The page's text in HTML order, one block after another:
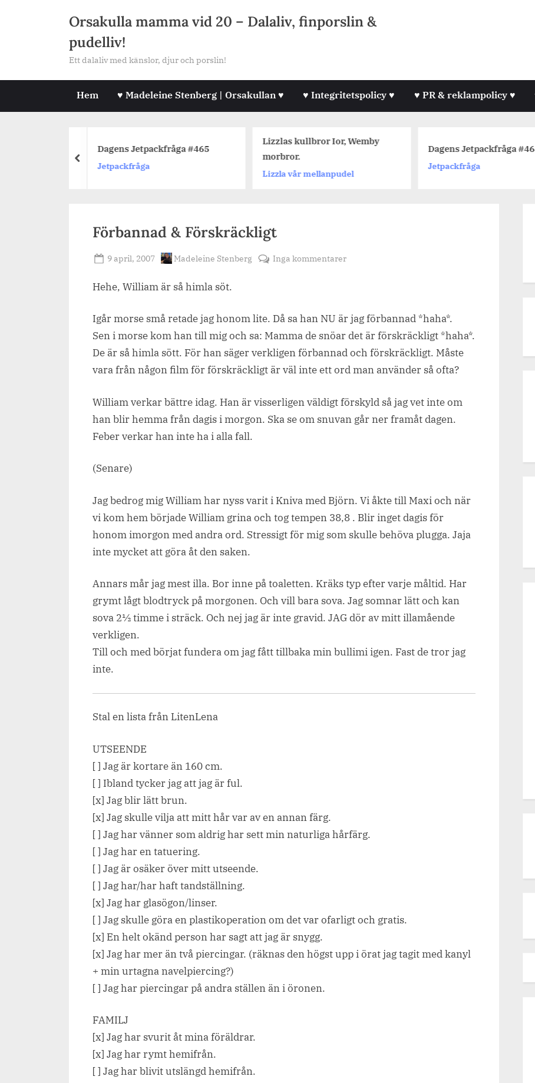
Orsakulla mamma vid 20 – Dalaliv, finporslin &
pudelliv!
Ett dalaliv med känslor, djur och porslin!
Hem ♥ Madeleine Stenberg | Orsakullan ♥ ♥ Integritetspolicy ♥ ♥ PR & reklampolicy ♥
Dagens Jetpackfråga #465
Jetpackfråga
Lizzlas kullbror Ior, Wemby
morbror.
Lizzla vår mellanpudel
Dagens Jetpackfråga
Jetpackfråga
prev
Förbannad & Förskräckligt
Posted
9 april, 2007 By
Madeleine Stenberg Inga kommentarertill
Hehe, William är så himla söt.
Igår morse små retade jag honom lite. Då sa han NU är jag förbannad *haha*.
Sen i morse kom han till mig och sa: Mamma de snöar det är förskräckligt *haha*.
De är så himla sött. För han säger verkligen förbannad och förskräckligt. Måste
vara från någon film för förskräckligt är väl inte ett ord man använder så ofta?
William verkar bättre idag. Han är visserligen väldigt förskyld så jag vet inte om
han blir hemma från dagis i morgon. Ska se om snuvan går ner framåt dagen.
Feber verkar han inte ha i alla fall.
(Senare)
Jag bedrog mig William har nyss varit i Kniva med Björn. Vi åkte till Maxi och när
vi kom hem började William grina och tog tempen 38,8 . Blir inget dagis för
honom imorgon med andra ord. Stressigt för mig som skulle behöva plugga. Jaja
inte mycket att göra åt den saken.
Annars mår jag mest illa. Bor inne på toaletten. Kräks typ efter varje måltid. Har
grymt lågt blodtryck på morgonen. Och vill bara sova. Jag somnar lätt och kan
sova 2½ timme i sträck. Och nej jag är inte gravid. JAG dör av mitt illamående
verkligen.
Till och med börjat fundera om jag fått tillbaka min bullimi igen. Fast de tror jag
inte.
Stal en lista från LitenLena
UTSEENDE
[ ] Jag är kortare än 160 cm.
[ ] Ibland tycker jag att jag är ful.
[x] Jag blir lätt brun.
[x] Jag skulle vilja att mitt hår var av en annan färg.
[ ] Jag har vänner som aldrig har sett min naturliga hårfärg.
[ ] Jag har en tatuering.
[ ] Jag är osäker över mitt utseende.
[ ] Jag har/har haft tandställning.
[x] Jag har glasögon/linser.
[ ] Jag skulle göra en plastikoperation om det var ofarligt och gratis.
[x] En helt okänd person har sagt att jag är snygg.
[x] Jag har mer än två piercingar. (räknas den högst upp i örat jag tagit med kanyl
+ min urtagna navelpiercing?)
[ ] Jag har piercingar på andra ställen än i öronen.
FAMILJ
[x] Jag har svurit åt mina föräldrar.
[x] Jag har rymt hemifrån.
[ ] Jag har blivit utslängd hemifrån.